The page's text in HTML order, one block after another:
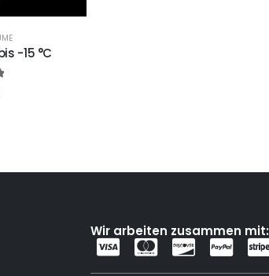
-15 °C
Wir arbeiten zusammen mit: